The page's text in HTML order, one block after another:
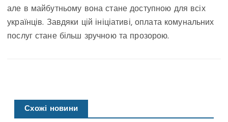
але в майбутньому вона стане доступною для всіх
українців. Завдяки цій ініціативі, оплата комунальних
послуг стане більш зручною та прозорою.
Схожі новини